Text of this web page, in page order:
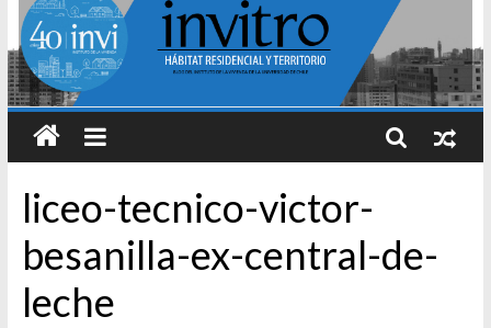
liceo-tecnico-victor-
besanilla-ex-central-de-
leche